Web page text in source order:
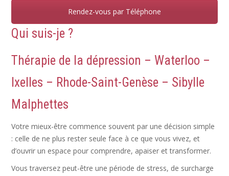
Qui suis-je ?
Thérapie de la dépression – Waterloo –
Ixelles – Rhode-Saint-Genèse – Sibylle
Malphettes
Votre mieux-être commence souvent par une décision simple
: celle de ne plus rester seule face à ce que vous vivez, et
d’ouvrir un espace pour comprendre, apaiser et transformer.
Vous traversez peut-être une période de stress, de surcharge
Rendez-vous par Téléphone